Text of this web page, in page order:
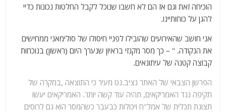
הוכיחה זאת וגם אז הם לא חשבו שנוכל לקבל החלטות נכונות כדיי
להגן על כוחותיינו.
אני חושב שהאירועים שהובילו לפניי חיסולו של סולימאני ממחישים
את הנקודה. " – כך מסר מקנזי בראיון שנערך היום (ראשון) בנוכחות
קבוצה קטנה של עיתונאים.
הפרשן הצבאי של האתר נציב.נט מעיר כי התוצאה ,במקרה של
תקיפה נגד האמריקאים, תהיה עוד קשה יותר. האמריקאים יעשו
תצוגת תכלית של אמל"ח ויכולות כבעבר כשהמסר הוא גם לרוסים